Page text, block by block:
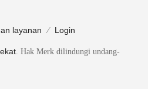
layanan Login
. Hak Merk dilindungi undang-